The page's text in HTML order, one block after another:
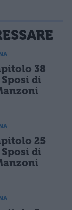
38
di
25
di